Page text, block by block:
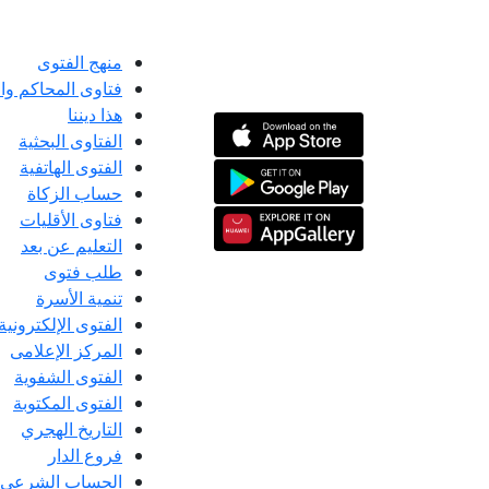
منهج الفتوى
فتاوى المحاكم
هذا ديننا
الفتاوى البحثية
الفتوى الهاتفية
حساب الزكاة
فتاوى الأقليات
التعليم عن بعد
طلب فتوى
تنمية الأسرة
الفتوى الإلكترونية
المركز الإعلامى
الفتوى الشفوية
الفتوى المكتوبة
التاريخ الهجري
فروع الدار
الحساب الشرعي